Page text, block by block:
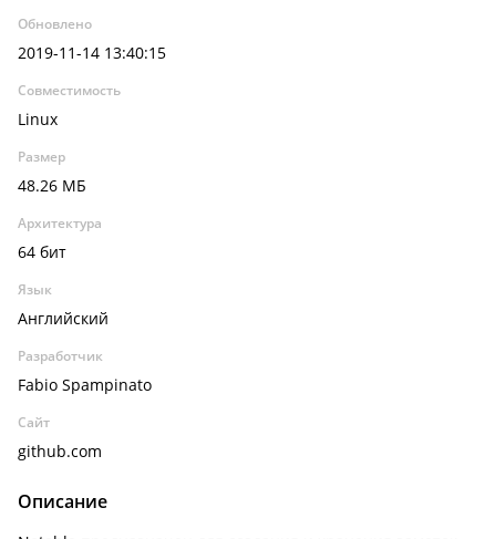
Обновлено
2019-11-14 13:40:15
Совместимость
Linux
Размер
48.26 МБ
Архитектура
64 бит
Язык
Английский
Разработчик
Fabio Spampinato
Сайт
github.com
Описание